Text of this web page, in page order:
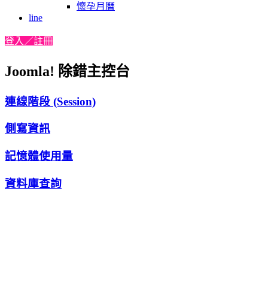
懷孕月曆
line
登入／註冊
Joomla! 除錯主控台
連線階段 (Session)
側寫資訊
記憶體使用量
資料庫查詢